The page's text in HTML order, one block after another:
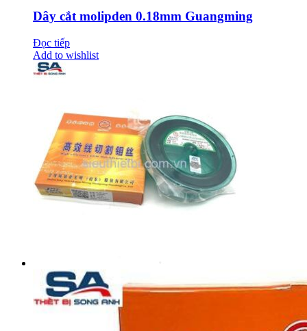
Dây cắt molipden 0.18mm Guangming
Đọc tiếp
Add to wishlist